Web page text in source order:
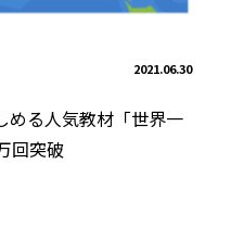
2021.06.30
める人気教材「世界一
回突破